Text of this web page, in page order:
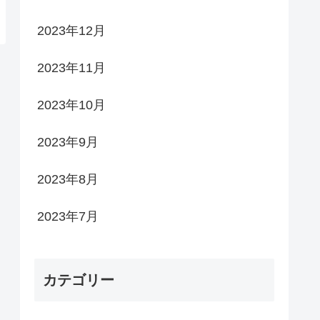
2023年12月
2023年11月
2023年10月
2023年9月
2023年8月
2023年7月
カテゴリー